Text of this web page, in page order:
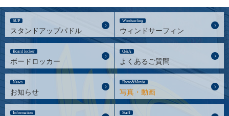
SUP
スタンドアップパドル
Windsurfing
ウィンドサーフィン
Board locker
ボードロッカー
Q&A
よくあるご質問
News
お知らせ
Photo&Movie
写真・動画
Information Staff